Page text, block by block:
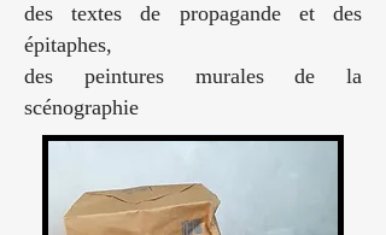
des textes de propagande et des
épitaphes,
des peintures murales de la
scénographie